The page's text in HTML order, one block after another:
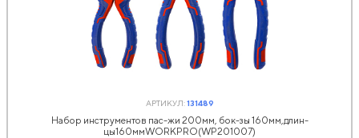
АРТИКУЛ:131489
Набор инструментов пас-жи 200мм, бок-зы 160мм,длин-
цы160ммWORKPRO(WP201007)